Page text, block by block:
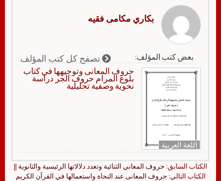
بكاري مكامى فقيه
بعض كتب المؤلف: تصفح كل كتب المؤلف
اللغة العربية
حروف المعانى وتوجيهها في كتاب
بلوغ المرام حروف الجر دراسة
نحوية وصفية تحليلية
الكتاب السابق: حروف المعاني الثنائية وتعدد دلالاتها الرئيسية والثانوية ||
الكتاب التالي: حروف المعانى عند النحاة واستعمالها في القرآن الكريم